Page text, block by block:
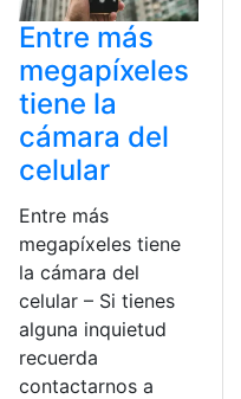
Entre más
megapíxeles
tiene la
cámara del
celular
Entre más
megapíxeles tiene
la cámara del
celular – Si tienes
alguna inquietud
recuerda
contactarnos a